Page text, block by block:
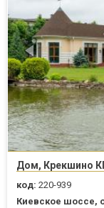
Дом, Крекшино
код: 220-939
Киевское шоссе,